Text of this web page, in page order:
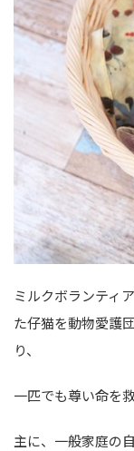
ミルクボランティ
た仔猫を動物愛護
り、
一匹でも尊い命を
主に、一般家庭の